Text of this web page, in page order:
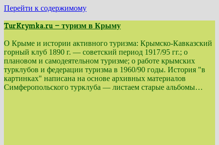
Перейти к содержимому
TurKrymka.ru — туризм в Крыму
О Крыме и истории активного туризма: Крымско-Кавказский
горный клуб 1890 г. — советский период 1917/95 гг.; о
плановом и самодеятельном туризме; о работе крымских
турклубов и федерации туризма в 1960/90 годы. История "в
картинках" написана на основе архивных материалов
Симферопольского турклуба — листаем старые альбомы…